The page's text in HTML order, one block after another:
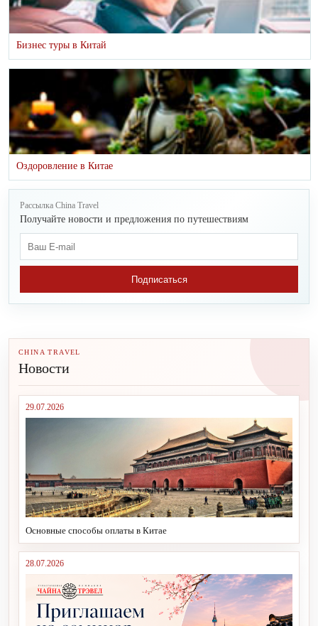
Бизнес туры в Китай
Оздоровление в Китае
Рассылка China Travel
Получайте новости и предложения по путешествиям
Подписаться
CHINA TRAVEL
Новости
29.07.2026
Основные способы оплаты в Китае
28.07.2026